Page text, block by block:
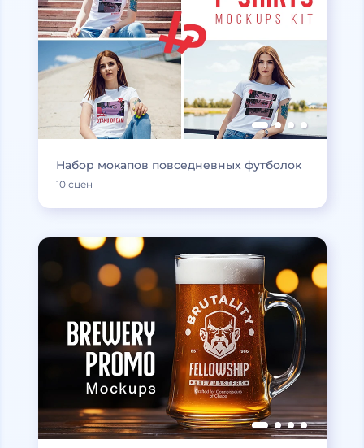
Набор мокапов повседневных футболок
10 сцен